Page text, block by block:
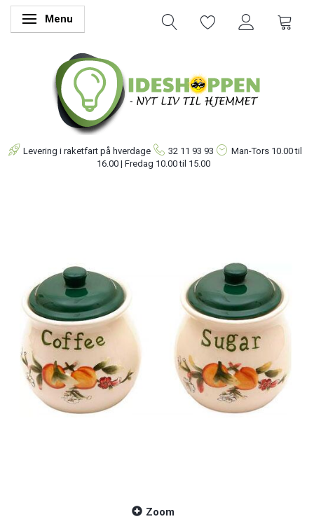
Skifte navigation
Menu
Levering i raketfart på hverdage 32 11 93 93 Man-Tors 10.00 til
16.00 | Fredag 10.00 til 15.00
Zoom